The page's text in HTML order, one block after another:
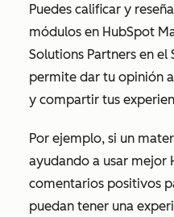
Puedes calificar y
módulos en HubSpot
Solutions Partners en
permite dar tu opinión
y compartir tus
Por ejemplo, si un
ayudando a usar mejor
comentarios positivos
puedan tener una